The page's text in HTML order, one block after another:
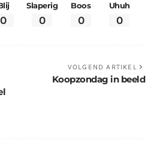
0
Slaperig
0
Boos
0
Uhuh
0
VOLGEND ARTIKEL
Koopzondag in beeld